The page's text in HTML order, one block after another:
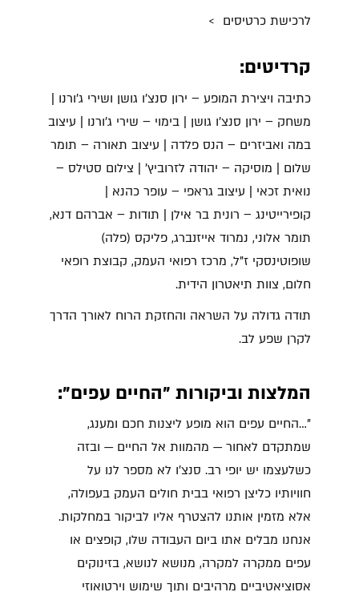
לרכישת כרטיסים >
קרדיטים:
כתיבה ויצירת המופע – ירון סנצ'ו גושן ושירי ג'ורנו |
משחק – ירון סנצ'ו גושן | בימוי – שירי ג'ורנו | עיצוב
במה ואביזרים – הנס פלדה | עיצוב תאורה – תומר
שלום | מוסיקה – יהודה לזרוביץ' | צילום סטילס –
נואית זכאי | עיצוב גראפי – עופר כהנא |
קופירייטינג – רונית בר אילן | תודות – אברהם דנא,
תומר אלוני, נמרוד אייזנברג, פליקס (פלה)
שופוטינסקי ז"ל, מרכז רפואי העמק, קבוצת רופאי
חלום, צוות תיאטרון הידית.
תודה גדולה על השראה והחזקת הרוח לאורך הדרך
לקרן שפע לב.
המלצות וביקורות "החיים עפים":
"…החיים עפים הוא מופע ליצנות חכם ומענג,
שמתקדם לאחור — מהמוות אל החיים — ובזה
כשלעצמו יש יופי רב. סנצ׳ו לא מספר לנו על
חוויותיו כליצן רפואי בבית חולים העמק בעפולה,
אלא מזמין אותנו להצטרף אליו לביקור במחלקות.
אנחנו מבלים אתו ביום העבודה שלו, קופצים או
עפים ממקרה למקרה, מנושא לנושא, בזינוקים
אסוציאטיביים מרהיבים ותוך שימוש וירטואוזי